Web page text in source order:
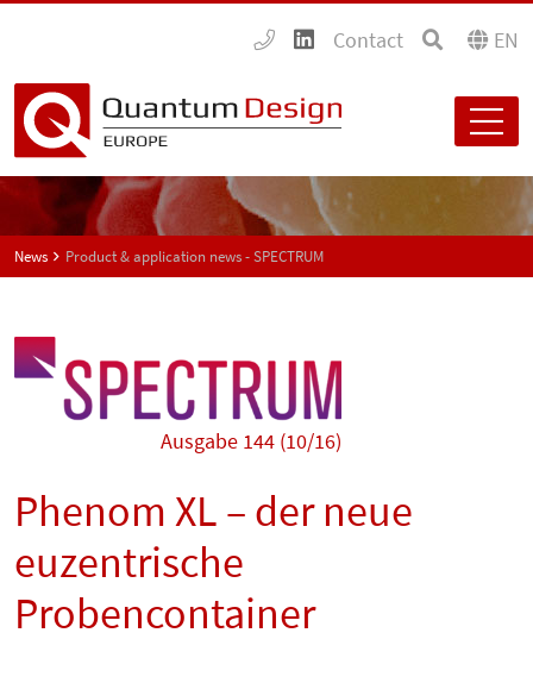
Contact EN
News Product & application news - SPECTRUM
Ausgabe 144 (10/16)
Phenom XL – der neue
euzentrische
Probencontainer